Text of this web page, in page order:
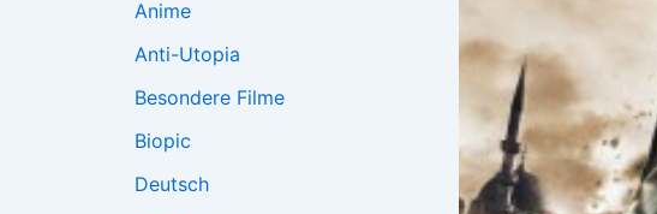
Anime
Anti-Utopia
Besondere Filme
Biopic
Deutsch